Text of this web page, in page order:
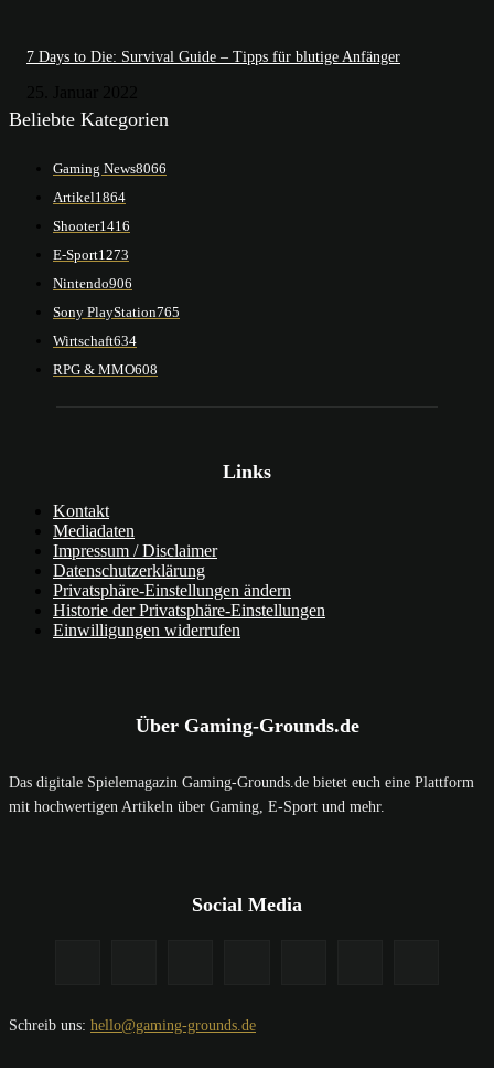
7 Days to Die: Survival Guide – Tipps für blutige Anfänger
Beliebte Kategorien
Gaming News8066
Artikel1864
Shooter1416
E-Sport1273
Nintendo906
Sony PlayStation765
Wirtschaft634
RPG & MMO608
Links
Kontakt
Mediadaten
Impressum / Disclaimer
Datenschutzerklärung
Privatsphäre-Einstellungen ändern
Historie der Privatsphäre-Einstellungen
Einwilligungen widerrufen
Über Gaming-Grounds.de
Das digitale Spielemagazin Gaming-Grounds.de bietet euch eine Plattform
mit hochwertigen Artikeln über Gaming, E-Sport und mehr.
Social Media
Schreib uns: hello@gaming-grounds.de